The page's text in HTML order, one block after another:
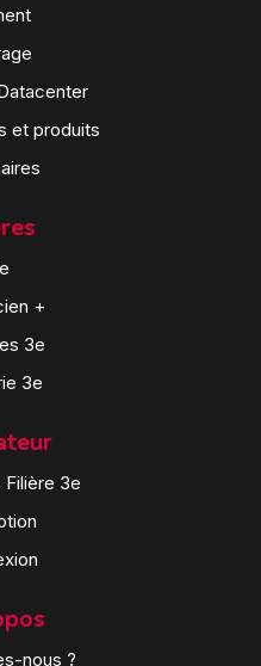
et produits
+
3e
3e
Filière 3e
nous ?